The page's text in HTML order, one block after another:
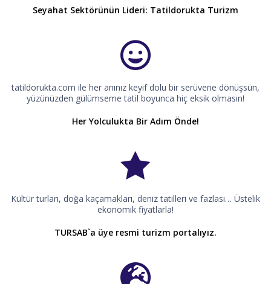
Seyahat Sektörünün Lideri: Tatildorukta Turizm
tatildorukta.com ile her anınız keyif dolu bir serüvene dönüşsün,
yüzünüzden gülümseme tatil boyunca hiç eksik olmasın!
Her Yolculukta Bir Adım Önde!
Kültür turları, doğa kaçamakları, deniz tatilleri ve fazlası… Üstelik
ekonomik fiyatlarla!
TURSAB`a üye resmi turizm portalıyız.